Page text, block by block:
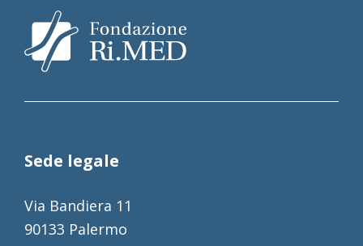
Sede legale
Via Bandiera 11
90133 Palermo